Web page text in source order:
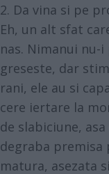
2. Da vina si pe
Eh, un alt sfat
nas. Nimanui nu-
greseste, dar
rani, ele au si
cere iertare la
de slabiciune,
degraba premisa
matura, asezata